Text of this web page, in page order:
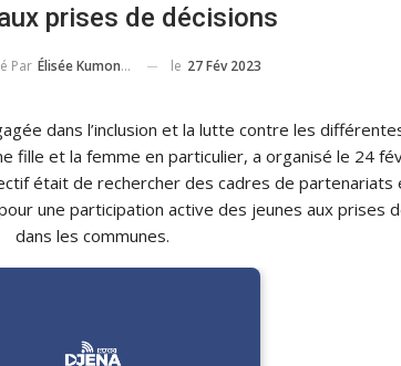
prises de décisions
Par Élisée Kumondji le 27 Fév 2023
dans l’inclusion et la lutte contre les
fille et la femme en particulier, a organisé le 24
était de rechercher des cadres de partenariats
une participation active des jeunes aux prises
dans les communes.